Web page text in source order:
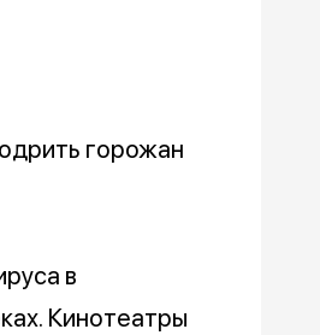
горожан
в
Кинотеатры